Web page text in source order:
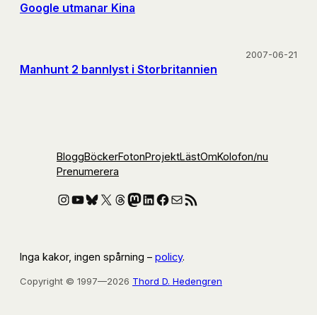
Google utmanar Kina
Manhunt 2 bannlyst i Storbritannien
2007-06-21
BloggBöckerFotonProjektLästOmKolofon/nu
Prenumerera
Instagram
YouTube
Bluesky
X Threads
Mastodon
LinkedIn
Facebook
E-postRSS-flöde
Inga kakor, ingen spårning – policy.
Copyright © 1997—2026 Thord D. Hedengren